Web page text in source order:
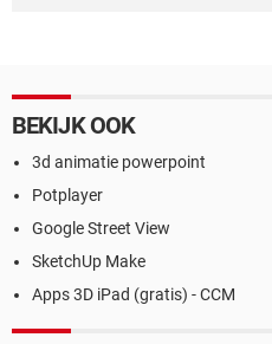
BEKIJK OOK
3d animatie powerpoint
Potplayer
Google Street View
SketchUp Make
Apps 3D iPad (gratis) - CCM